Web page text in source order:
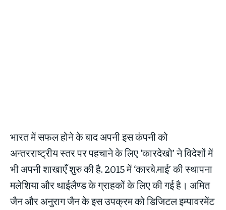
भारत में सफल होने के बाद अपनी इस कंपनी को
अन्तरराष्ट्रीय स्तर पर पहचाने के लिए ‘कारदेखो’ ने विदेशों में
भी अपनी शाखाएँ शुरु की है. 2015 में ‘कारबे.माई’ की स्थापना
मलेशिया और थाईलैण्ड के ग्राहकों के लिए की गई है। अमित
जैन और अनुराग जैन के इस उपक्रम को डिजिटल इम्पावरमेंट